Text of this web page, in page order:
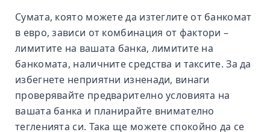
Сумата, която можете да изтеглите от банкомат
в евро, зависи от комбинация от фактори –
лимитите на вашата банка, лимитите на
банкомата, наличните средства и таксите. За да
избегнете неприятни изненади, винаги
проверявайте предварително условията на
вашата банка и планирайте внимателно
тегленията си. Така ще можете спокойно да се